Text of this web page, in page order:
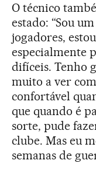
O técnico
estado: “Sou
jogadores,
especialmente
difíceis. Tenho
muito a ver
confortável
que quando é
sorte, pude
clube. Mas eu
semanas de